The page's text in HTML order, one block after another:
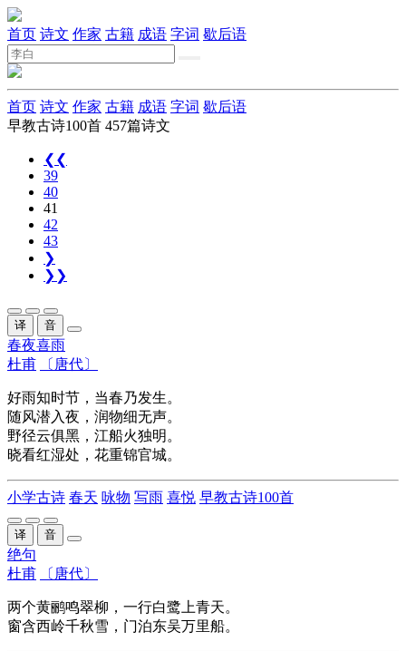
首页 诗文 作家 古籍 成语 字词 歇后语
首页 诗文 作家 古籍 成语 字词 歇后语
早教古诗100首 457篇诗文
❮❮
39
40
41
42
43
❯
❯❯
译 音
春夜喜雨
杜甫
〔唐代〕
好雨知时节，当春乃发生。
随风潜入夜，润物细无声。
野径云俱黑，江船火独明。
晓看红湿处，花重锦官城。
小学古诗 春天 咏物 写雨 喜悦 早教古诗100首
译 音
绝句
杜甫
〔唐代〕
两个黄鹂鸣翠柳，一行白鹭上青天。
窗含西岭千秋雪 ，门泊东吴万里船。